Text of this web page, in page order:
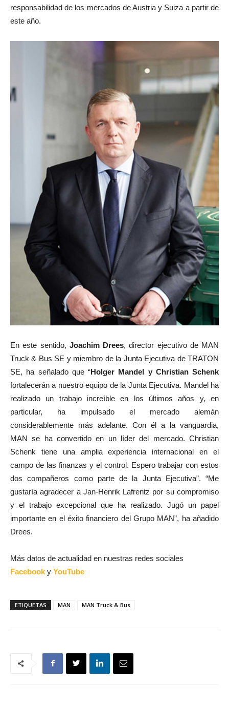
responsabilidad de los mercados de Austria y Suiza a partir de
este año.
En este sentido, Joachim Drees, director ejecutivo de MAN
Truck & Bus SE y miembro de la Junta Ejecutiva de TRATON
SE, ha señalado que “Holger Mandel y Christian Schenk
fortalecerán a nuestro equipo de la Junta Ejecutiva. Mandel ha
realizado un trabajo increíble en los últimos años y, en
particular, ha impulsado el mercado alemán
considerablemente más adelante. Con él a la vanguardia,
MAN se ha convertido en un líder del mercado. Christian
Schenk tiene una amplia experiencia internacional en el
campo de las finanzas y el control. Espero trabajar con estos
dos compañeros como parte de la Junta Ejecutiva”. “Me
gustaría agradecer a Jan-Henrik Lafrentz por su compromiso
y el trabajo excepcional que ha realizado. Jugó un papel
importante en el éxito financiero del Grupo MAN”, ha añadido
Drees.
Más datos de actualidad en nuestras redes sociales
Facebook y YouTube
ETIQUETAS MAN MAN Truck & Bus